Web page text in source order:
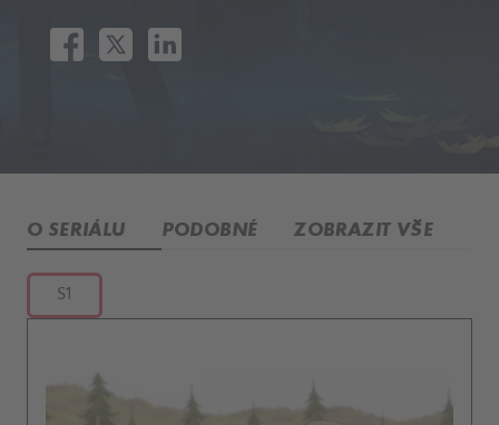
O SERIÁLU PODOBNÉ ZOBRAZIT VŠE
S1